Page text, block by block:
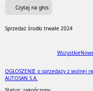
Czytaj na głos
Sprzedaż środki trwałe 2024
Wszystkie
OGŁOSZENIE o sprzedaży z wolnej
AUTOSAN S.A.